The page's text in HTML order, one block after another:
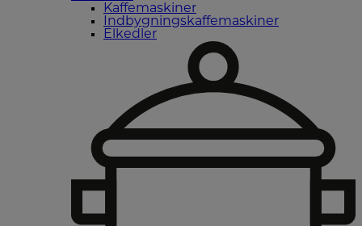
Kaffemaskiner
Indbygningskaffemaskiner
Elkedler